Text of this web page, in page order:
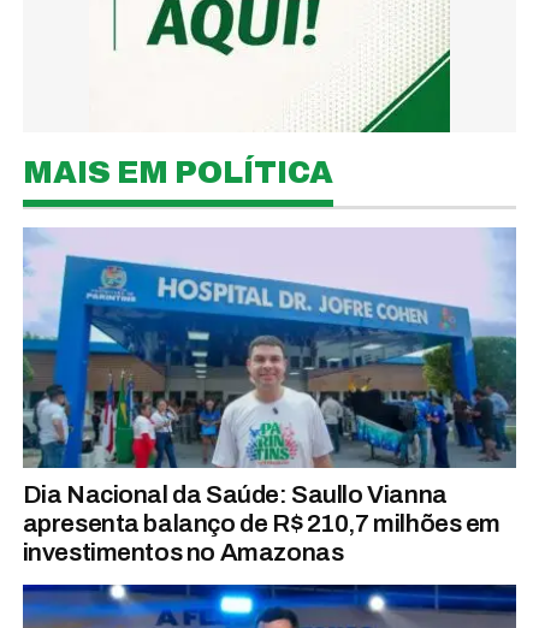
MAIS EM POLÍTICA
Dia Nacional da Saúde: Saullo Vianna
apresenta balanço de R$ 210,7 milhões em
investimentos no Amazonas